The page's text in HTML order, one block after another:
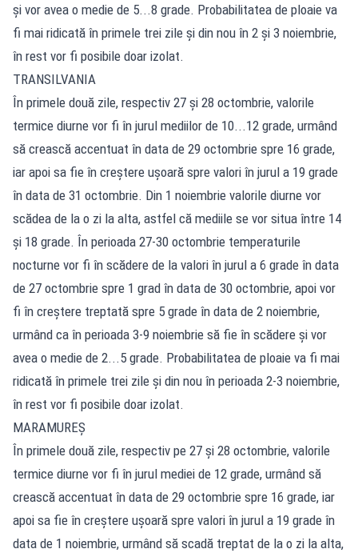
și vor avea o medie de 5...8 grade. Probabilitatea de ploaie va
fi mai ridicată în primele trei zile și din nou în 2 și 3 noiembrie,
în rest vor fi posibile doar izolat.
TRANSILVANIA
În primele două zile, respectiv 27 și 28 octombrie, valorile
termice diurne vor fi în jurul mediilor de 10...12 grade, urmând
să crească accentuat în data de 29 octombrie spre 16 grade,
iar apoi sa fie în creștere ușoară spre valori în jurul a 19 grade
în data de 31 octombrie. Din 1 noiembrie valorile diurne vor
scădea de la o zi la alta, astfel că mediile se vor situa între 14
și 18 grade. În perioada 27-30 octombrie temperaturile
nocturne vor fi în scădere de la valori în jurul a 6 grade în data
de 27 octombrie spre 1 grad în data de 30 octombrie, apoi vor
fi în creștere treptată spre 5 grade în data de 2 noiembrie,
urmând ca în perioada 3-9 noiembrie să fie în scădere și vor
avea o medie de 2...5 grade. Probabilitatea de ploaie va fi mai
ridicată în primele trei zile și din nou în perioada 2-3 noiembrie,
în rest vor fi posibile doar izolat.
MARAMUREȘ
În primele două zile, respectiv pe 27 și 28 octombrie, valorile
termice diurne vor fi în jurul mediei de 12 grade, urmând să
crească accentuat în data de 29 octombrie spre 16 grade, iar
apoi sa fie în creștere ușoară spre valori în jurul a 19 grade în
data de 1 noiembrie, urmând să scadă treptat de la o zi la alta,